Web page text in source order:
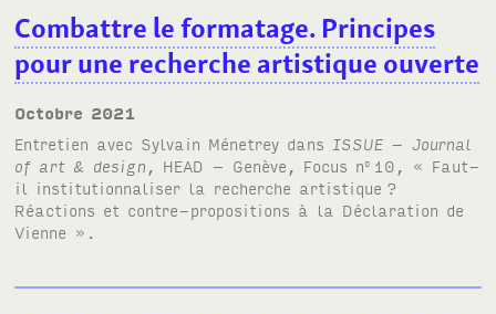
Combattre le formatage. Principes
pour une recherche artistique ouverte
octobre 2021
Entretien avec Sylvain Ménetrey dans ISSUE – Journal
of art & design , HEAD – Genève, Focus no 10, « Faut-
il institutionnaliser la recherche artistique ?
Réactions et contre-propositions à la Déclaration de
Vienne » .